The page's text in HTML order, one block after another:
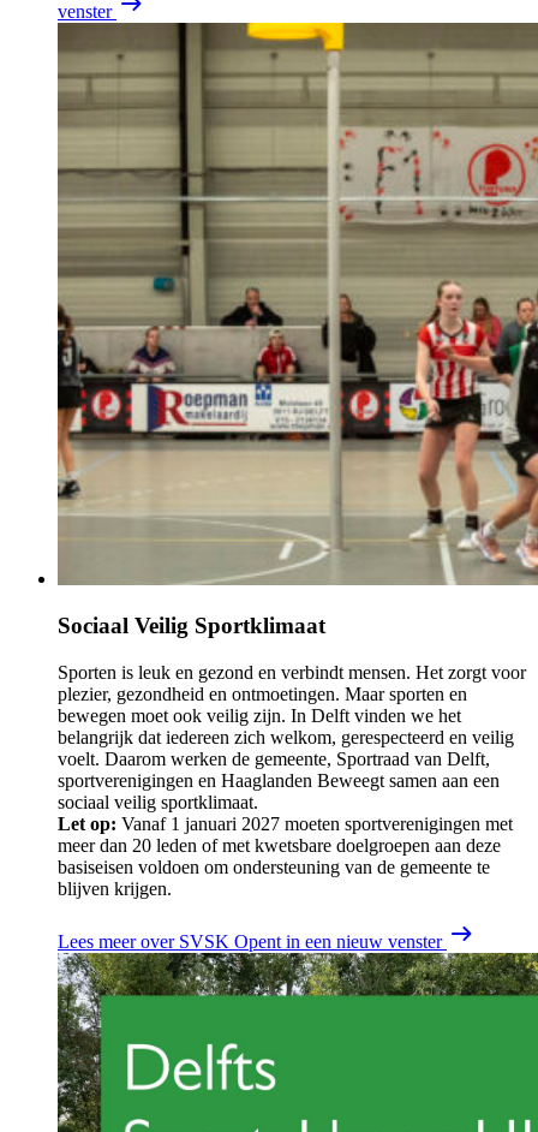
venster
Sociaal Veilig Sportklimaat
Sporten is leuk en gezond en verbindt mensen. Het zorgt voor
plezier, gezondheid en ontmoetingen. Maar sporten en
bewegen moet ook veilig zijn. In Delft vinden we het
belangrijk dat iedereen zich welkom, gerespecteerd en veilig
voelt. Daarom werken de gemeente, Sportraad van Delft,
sportverenigingen en Haaglanden Beweegt samen aan een
sociaal veilig sportklimaat.
Let op: Vanaf 1 januari 2027 moeten sportverenigingen met
meer dan 20 leden of met kwetsbare doelgroepen aan deze
basiseisen voldoen om ondersteuning van de gemeente te
blijven krijgen.​
Lees meer over SVSK Opent in een nieuw venster